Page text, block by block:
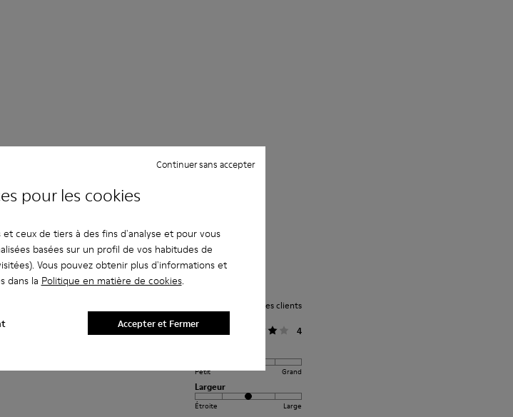
pour les cookies
ceux de tiers à des fins d'analyse et pour vous
basées sur un profil de vos habitudes de
Vous pouvez obtenir plus d'informations et
dans la Politique en matière de cookies.
Continuer sans accepter
Accepter et Fermer
Note moyenne des clients
Général
4
Petit Grand
Largeur
Étroite Large